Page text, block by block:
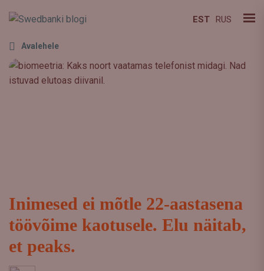
EST RUS
Avalehele
Inimesed ei mõtle 22-aastasena
töövõime kaotusele. Elu näitab,
et peaks.